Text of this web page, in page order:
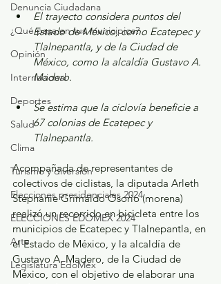
Denuncia Ciudadana
¿Qué pasa en tus municipios?
Opinión
Internacional
Deportes
Salud
Clima
Turismo y diversión
Elecciones presidenciales 2024
ELECCIONES EDOMEX 2024
Arte
Legislatura EdoMéx
El trayecto considera puntos del
Estado de México, como Ecatepec y
Tlalnepantla, y de la Ciudad de
México, como la alcaldía Gustavo A.
Madero.
Se estima que la ciclovía beneficie a
67 colonias de Ecatepec y
Tlalnepantla.
Acompañada de representantes de
colectivos de ciclistas, la diputada Arleth
Stephanie Grimaldo Osorio (morena)
realizó un recorrido en bicicleta entre los
municipios de Ecatepec y Tlalnepantla, en
el Estado de México, y la alcaldía de
Gustavo A. Madero, de la Ciudad de
México, con el objetivo de elaborar una